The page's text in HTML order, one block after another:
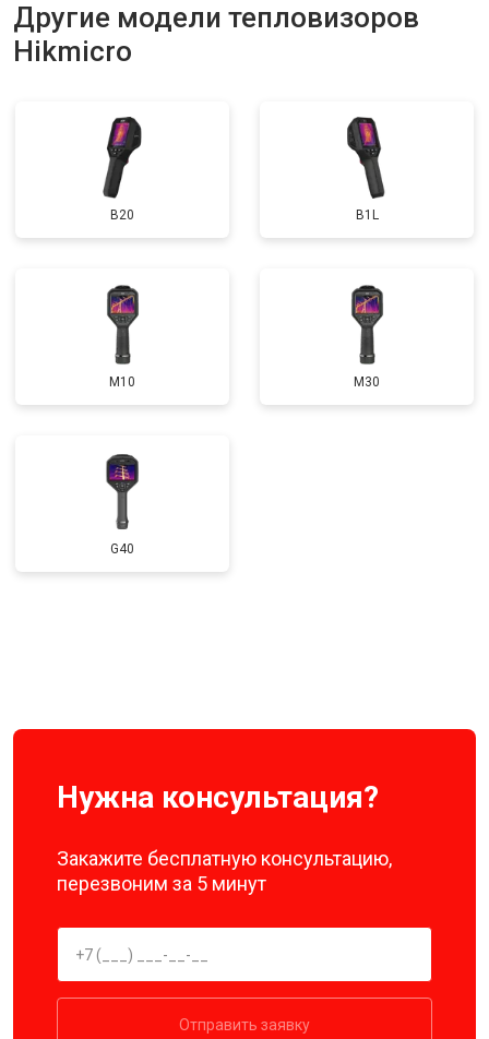
Другие модели тепловизоров
Hikmicro
B20 B1L
M10 M30
G40
Нужна консультация?
Закажите бесплатную консультацию,
перезвоним за 5 минут
Отправить заявку